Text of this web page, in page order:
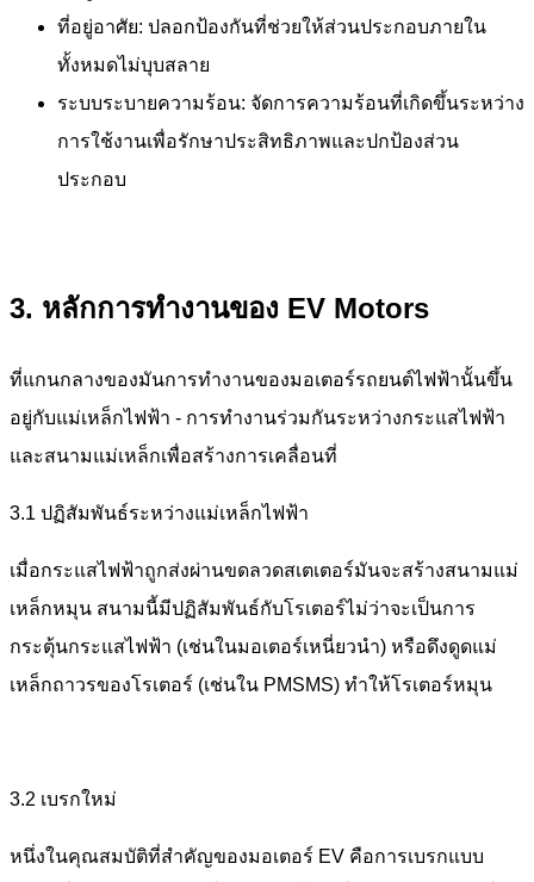
ที่อยู่อาศัย: ปลอกป้องกันที่ช่วยให้ส่วนประกอบภายใน
ทั้งหมดไม่บุบสลาย
ระบบระบายความร้อน: จัดการความร้อนที่เกิดขึ้นระหว่าง
การใช้งานเพื่อรักษาประสิทธิภาพและปกป้องส่วน
ประกอบ
3. หลักการทำงานของ EV Motors
ที่แกนกลางของมันการทำงานของมอเตอร์รถยนต์ไฟฟ้านั้นขึ้น
อยู่กับแม่เหล็กไฟฟ้า - การทำงานร่วมกันระหว่างกระแสไฟฟ้า
และสนามแม่เหล็กเพื่อสร้างการเคลื่อนที่
3.1 ปฏิสัมพันธ์ระหว่างแม่เหล็กไฟฟ้า
เมื่อกระแสไฟฟ้าถูกส่งผ่านขดลวดสเตเตอร์มันจะสร้างสนามแม่
เหล็กหมุน สนามนี้มีปฏิสัมพันธ์กับโรเตอร์ไม่ว่าจะเป็นการ
กระตุ้นกระแสไฟฟ้า (เช่นในมอเตอร์เหนี่ยวนำ) หรือดึงดูดแม่
เหล็กถาวรของโรเตอร์ (เช่นใน PMSMS) ทำให้โรเตอร์หมุน
3.2 เบรกใหม่
หนึ่งในคุณสมบัติที่สำคัญของมอเตอร์ EV คือการเบรกแบบ